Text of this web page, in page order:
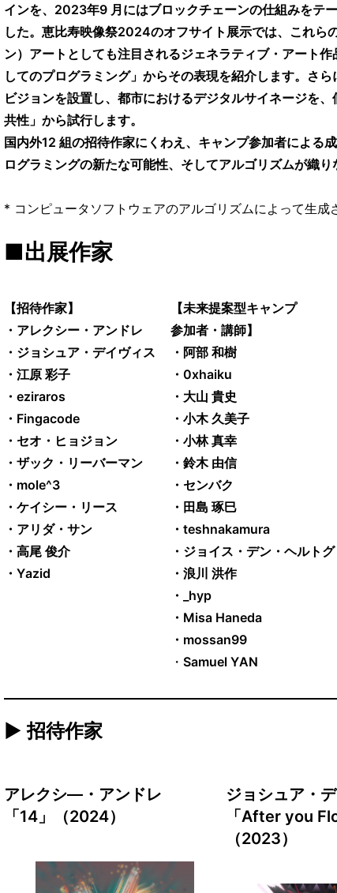
インを、2023年9 ⽉にはブロックチェーンの仕組みをテ
した。恵比寿映像祭2024のオフサイト展示では、これら
ン）アートとしても注⽬されるジェネラティブ・アート
してのプログラミング」からその表現を紹介します。さ
ビジョンを設置し、都市におけるデジタルサイネージを
共性」から試⾏します。
国内外12 組の招待作家にくわえ、キャンプ参加者による
ログラミングの新たな可能性、そしてアルゴリズムが織
* コンピュータソフトウェアのアルゴリズムによって⽣成
■出展作家
【招待作家】
・アレクシー・アンドレ
・ジョシュア・デイヴィス
・江原 彩子
・eziraros
・Fingacode
・セオ・ヒョジョン
・ザック・リーバーマン
・mole^3
・ケイシー・リース
・アリダ・サン
・高尾 俊介
・Yazid
【未来提案型キャンプ
参加者・講師】
・阿部 和樹
・0xhaiku
・大山 貴史
・小木 久美子
・小林 真幸
・鈴木 由信
・センバク
・田島 琢巳
・teshnakamura
・ジョイス・デン・ヘルトグ
・浪川 洪作
・_hyp
・Misa Haneda
・mossan99
・ Samuel YAN
▶︎ 招待作家
アレクシ―・アンドレ
「14」
（2024）
ジョシュア・
「After you
（2023）